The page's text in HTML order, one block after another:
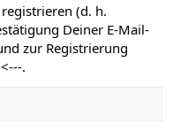
(d. h.
Deiner E-Mail-
zur Registrierung
.